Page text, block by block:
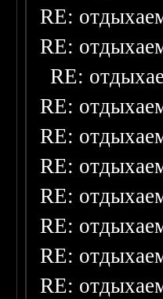
RE:
RE:
RE:
RE:
RE:
RE:
RE:
RE:
RE:
RE: